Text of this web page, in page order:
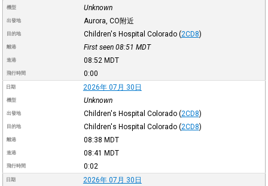
機型 Unknown
出發地 Aurora, CO附近
目的地 Children's Hospital Colorado (2CD8)
離港 First seen 08:51 MDT
進港 08:52 MDT
飛行時間 0:00
日期 2026年 07月 30日
機型 Unknown
出發地 Children's Hospital Colorado (2CD8)
目的地 Children's Hospital Colorado (2CD8)
離港 08:38 MDT
進港 08:41 MDT
飛行時間 0:02
日期 2026年 07月 30日